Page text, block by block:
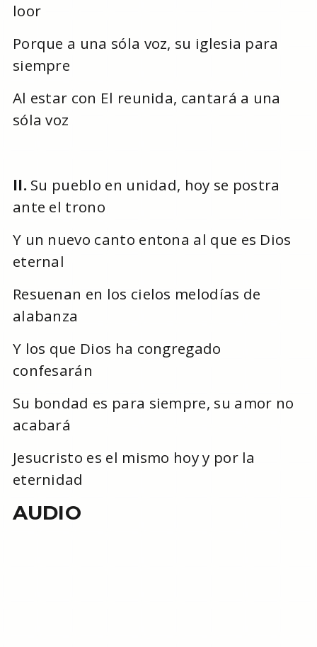
loor
Porque a una sóla voz, su iglesia para
siempre
Al estar con El reunida, cantará a una
sóla voz
II. Su pueblo en unidad, hoy se postra
ante el trono
Y un nuevo canto entona al que es Dios
eternal
Resuenan en los cielos melodías de
alabanza
Y los que Dios ha congregado
confesarán
Su bondad es para siempre, su amor no
acabará
Jesucristo es el mismo hoy y por la
eternidad
AUDIO